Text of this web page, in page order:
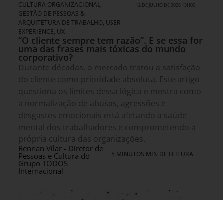
CULTURA ORGANIZACIONAL,
GESTÃO DE PESSOAS &
ARQUITETURA DE TRABALHO, USER
EXPERIENCE, UX
12 DE JULHO DE 2026 13H00
“O cliente sempre tem razão”. E se essa for
uma das frases mais tóxicas do mundo
corporativo?
Durante décadas, o mercado tratou a satisfação
do cliente como prioridade absoluta. Este artigo
questiona os limites dessa lógica e mostra como
a normalização de abusos, agressões e
desgastes emocionais está afetando a saúde
mental dos trabalhadores e comprometendo a
própria cultura das organizações.
Rennan Vilar - Diretor de
Pessoas e Cultura do
Grupo TODOS
Internacional
5 MINUTOS MIN DE LEITURA